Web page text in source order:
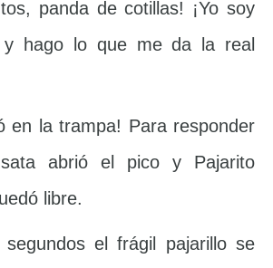
panda de cotillas! ¡Yo soy
hago lo que me da la real
en la trampa! Para responder
abrió el pico y Pajarito
libre.
segundos el frágil pajarillo se